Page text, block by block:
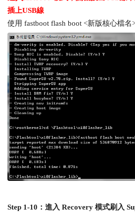
插上USB線
使用 fastboot flash boot <新版核心檔名>
Step 1-10：進入 Recovery 模式刷入